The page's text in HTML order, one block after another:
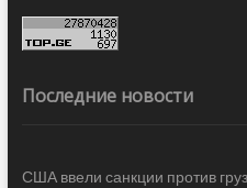
Последние новости
США ввели санкции против